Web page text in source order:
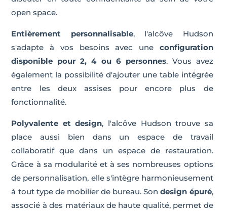
open space.
Entièrement personnalisable, l'alcôve Hudson
s'adapte à vos besoins avec une configuration
disponible pour 2, 4 ou 6 personnes. Vous avez
également la possibilité d'ajouter une table intégrée
entre les deux assises pour encore plus de
fonctionnalité.
Polyvalente et design, l'alcôve Hudson trouve sa
place aussi bien dans un espace de travail
collaboratif que dans un espace de restauration.
Grâce à sa modularité et à ses nombreuses options
de personnalisation, elle s'intègre harmonieusement
à tout type de mobilier de bureau. Sondesign épuré,
associé à des matériaux de haute qualité, permet de